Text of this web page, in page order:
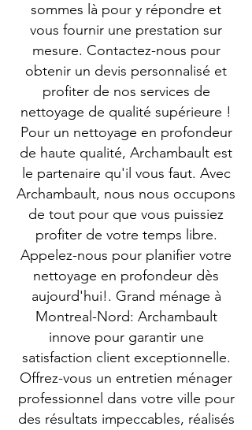
sommes là pour y répondre et
vous fournir une prestation sur
mesure. Contactez-nous pour
obtenir un devis personnalisé et
profiter de nos services de
nettoyage de qualité supérieure !
Pour un nettoyage en profondeur
de haute qualité, Archambault est
le partenaire qu'il vous faut. Avec
Archambault, nous nous occupons
de tout pour que vous puissiez
profiter de votre temps libre.
Appelez-nous pour planifier votre
nettoyage en profondeur dès
aujourd'hui!. Grand ménage à
Montreal-Nord: Archambault
innove pour garantir une
satisfaction client exceptionnelle.
Offrez-vous un entretien ménager
professionnel dans votre ville pour
des résultats impeccables, réalisés